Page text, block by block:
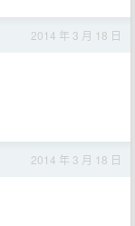
2014 年 3 月 18 日
2014 年 3 月 18 日